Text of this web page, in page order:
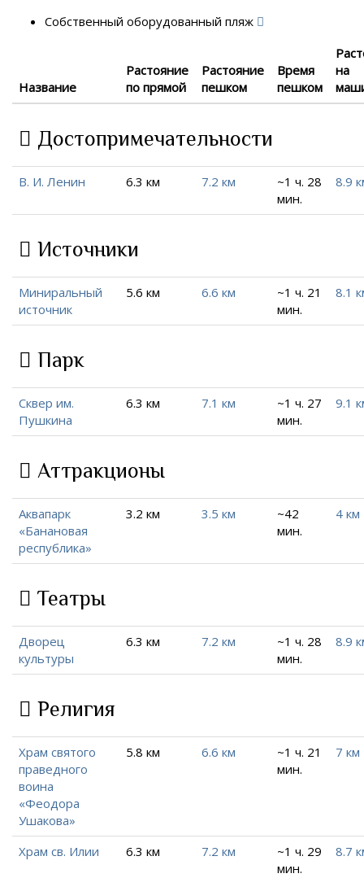
Собственный оборудованный пляж
Название
Растояние
по прямой
Растояние
пешком
Время
пешком
на
Достопримечательности
В. И. Ленин 6.3 км 7.2 км
~1 ч. 28
мин.
8.9
Источники
Миниральный
источник
5.6 км 6.6 км
~1 ч. 21
мин.
8.1
Парк
Сквер им.
Пушкина
6.3 км 7.1 км
~1 ч. 27
мин.
9.1
Аттракционы
Аквапарк
«Банановая
республика»
3.2 км 3.5 км
~42
мин.
4 км
Театры
Дворец
культуры
6.3 км 7.2 км
~1 ч. 28
мин.
8.9
Религия
Храм святого
праведного
воина
«Феодора
Ушакова»
5.8 км 6.6 км
~1 ч. 21
мин.
7 км
Храм св. Илии 6.3 км 7.2 км
~1 ч. 29
мин.
8.7